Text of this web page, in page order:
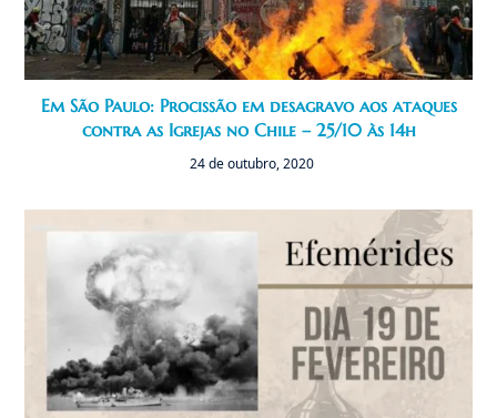
Em São Paulo: Procissão em desagravo aos ataques
contra as Igrejas no Chile – 25/10 às 14h
24 de outubro, 2020